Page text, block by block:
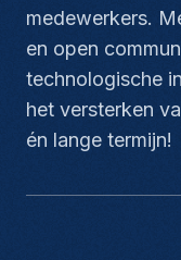
medewerkers.
en open
technologische
het versterken
én lange termijn!